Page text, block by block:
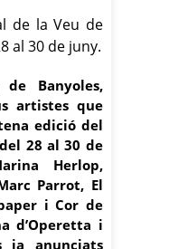
de la Veu de
al 30 de juny.
Banyoles,
artistes que
edició del
28 al 30 de
Herlop,
Parrot, El
i Cor de
d’Operetta i
ja anunciats